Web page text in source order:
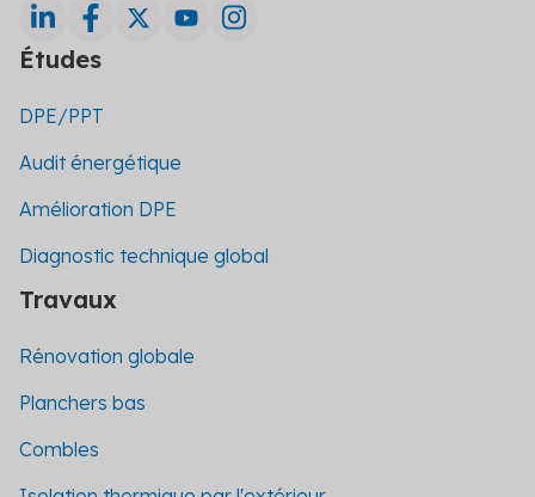
Études
DPE/PPT
Audit énergétique
Amélioration DPE
Diagnostic technique global
Travaux
Rénovation globale
Planchers bas
Combles